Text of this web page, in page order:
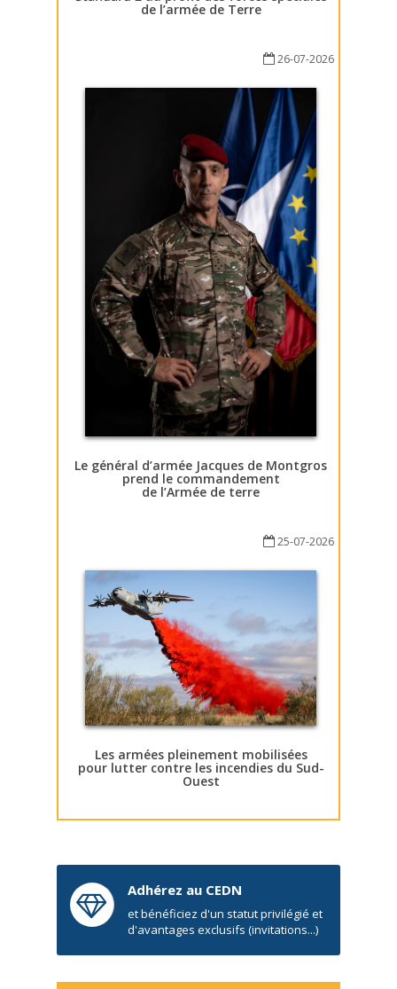
de l’armée de Terre
26-07-2026
Le général d’armée Jacques de Montgros
prend le commandement
de l’Armée de terre
25-07-2026
Les armées pleinement mobilisées
pour lutter contre les incendies du Sud-
Ouest
Adhérez au CEDN
et bénéficiez d'un statut privilégié et
d'avantages exclusifs (invitations...)